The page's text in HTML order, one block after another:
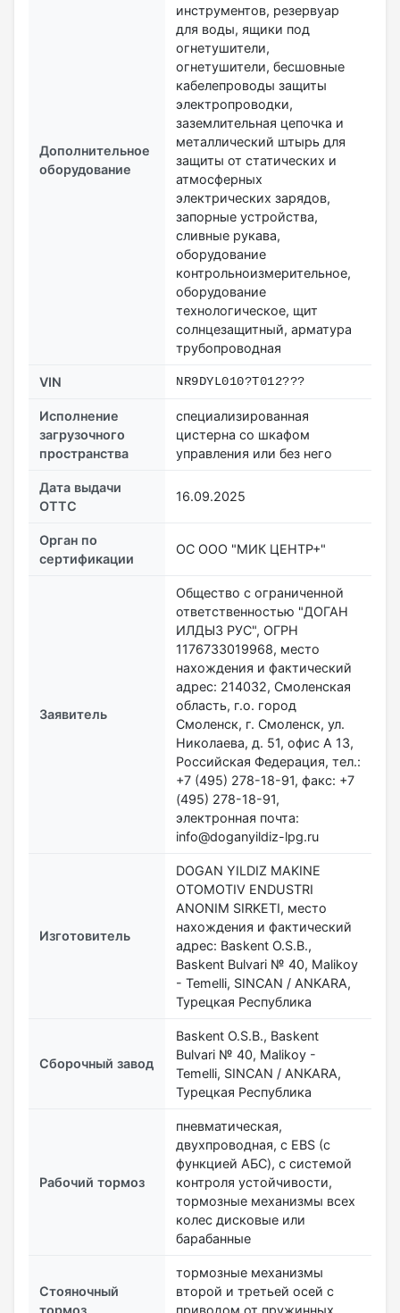
Дополнительное
оборудование
инструментов, резервуар
для воды, ящики под
огнетушители,
огнетушители, бесшовные
кабелепроводы защиты
электропроводки,
заземлительная цепочка и
металлический штырь для
защиты от статических и
атмосферных
электрических зарядов,
запорные устройства,
сливные рукава,
оборудование
контрольноизмерительное,
оборудование
технологическое, щит
солнцезащитный, арматура
трубопроводная
VIN NR9DYL010?T012???
Исполнение
загрузочного
пространства
специализированная
цистерна со шкафом
управления или без него
Дата выдачи
ОТТС
16.09.2025
Орган по
сертификации
ОС ООО "МИК ЦЕНТР+"
Заявитель
Общество с ограниченной
ответственностью "ДОГАН
ИЛДЫЗ РУС", ОГРН
1176733019968, место
нахождения и фактический
адрес: 214032, Смоленская
область, г.о. город
Смоленск, г. Смоленск, ул.
Николаева, д. 51, офис А 13,
Российская Федерация, тел.:
+7 (495) 278-18-91, факс: +7
(495) 278-18-91,
электронная почта:
info@doganyildiz-lpg.ru
Изготовитель
DOGAN YILDIZ MAKINE
OTOMOTIV ENDUSTRI
ANONIM SIRKETI, место
нахождения и фактический
адрес: Baskent O.S.B.,
Baskent Bulvari № 40, Malikoy
- Temelli, SINCAN / ANKARA,
Турецкая Республика
Сборочный завод
Baskent O.S.B., Baskent
Bulvari № 40, Malikoy -
Temelli, SINCAN / ANKARA,
Турецкая Республика
Рабочий тормоз
пневматическая,
двухпроводная, с EBS (с
функцией АБС), с системой
контроля устойчивости,
тормозные механизмы всех
колес дисковые или
барабанные
Стояночный
тормоз
тормозные механизмы
второй и третьей осей с
приводом от пружинных